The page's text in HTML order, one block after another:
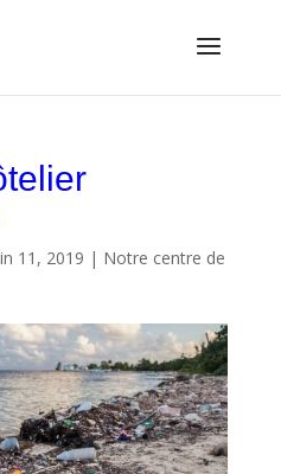
11, 2019 | Notre centre de